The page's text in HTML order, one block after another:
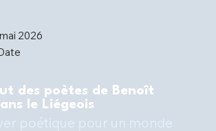
2026
des poètes de Benoît
le Liégeois